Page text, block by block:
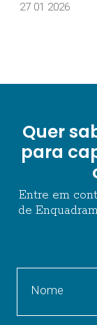
27 01 2026
Quer
para
Entre em
de
Nome